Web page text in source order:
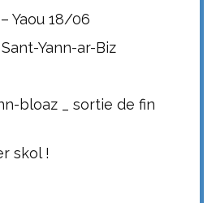
Yaou 18/06
Yann-ar-Biz
bloaz _ sortie de fin
skol !